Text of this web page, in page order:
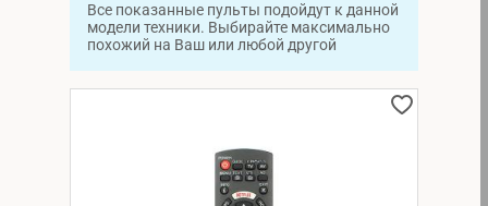
Все показанные пульты подойдут к данной
модели техники. Выбирайте максимально
похожий на Ваш или любой другой